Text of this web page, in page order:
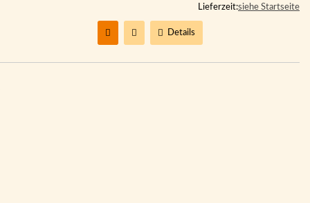
Lieferzeit:siehe Startseite
Details